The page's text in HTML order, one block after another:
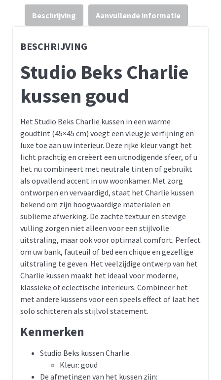
Beschrijving Aanvullende informatie
BESCHRIJVING
Studio Beks Charlie
kussen goud
Het Studio Beks Charlie kussen in een warme
goudtint (45×45 cm) voegt een vleugje verfijning en
luxe toe aan uw interieur. Deze rijke kleur vangt het
licht prachtig en creëert een uitnodigende sfeer, of u
het nu combineert met neutrale tinten of gebruikt
als opvallend accent in uw woonkamer. Met zorg
ontworpen en vervaardigd, staat het Charlie kussen
bekend om zijn hoogwaardige materialen en
sublieme afwerking. De zachte textuur en stevige
vulling zorgen niet alleen voor een stijlvolle
uitstraling, maar ook voor optimaal comfort. Perfect
om uw bank, fauteuil of bed een chique en gezellige
uitstraling te geven. Het veelzijdige ontwerp van het
Charlie kussen maakt het ideaal voor moderne,
klassieke of eclectische interieurs. Combineer het
met andere kussens voor een speels effect of laat het
solo schitteren als stijlvol statement.
Kenmerken
Studio Beks kussen Charlie
Kleur: goud
De afmetingen van het kussen zijn: